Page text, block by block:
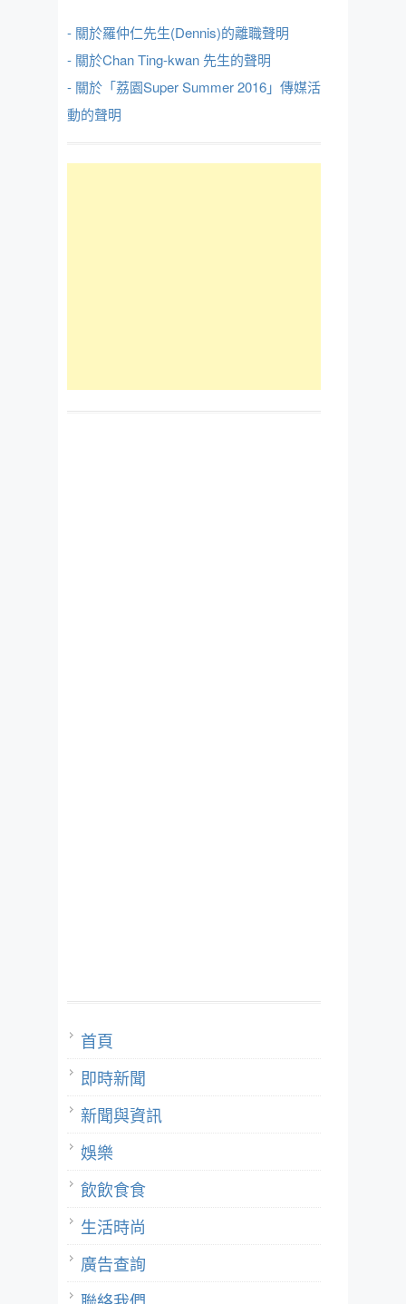
- 關於羅仲仁先生(Dennis)的離職聲明
- 關於Chan Ting-kwan 先生的聲明
- 關於「荔園Super Summer 2016」傳媒活
動的聲明
首頁
即時新聞
新聞與資訊
娛樂
飲飲食食
生活時尚
廣告查詢